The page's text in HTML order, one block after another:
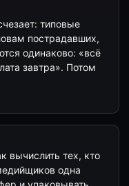
типовые
пострадавших,
одинаково: «всё
завтра». Потом
вычислить тех, кто
одна